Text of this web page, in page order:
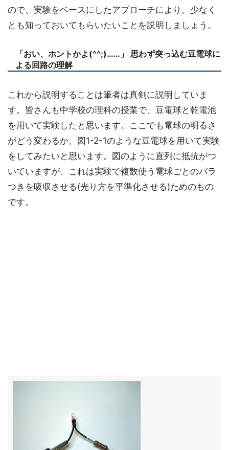
ので、実験をベースにしたアプローチにより、少なく
とも知っておいてもらいたいことを説明しましょう。
「おい、ホントかよ(^^;)……」 思わず突っ込む豆電球に
よる回路の理解
これから説明することは筆者は真剣に説明していま
す。皆さんも中学校の理科の授業で、豆電球と乾電池
を用いて実験したと思います。ここでも電球の明るさ
がどう変わるか、図1-2-1のような豆電球を用いて実験
をしてみたいと思います。図のように直列に抵抗がつ
いていますが、これは実験で複数使う電球ごとのバラ
つきを吸収させる(光り方を平準化させる)ためのもの
です。